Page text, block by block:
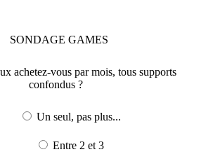
SONDAGE GAMES
achetez-vous par mois, tous supports
confondus ?
Un seul, pas plus...
Entre 2 et 3